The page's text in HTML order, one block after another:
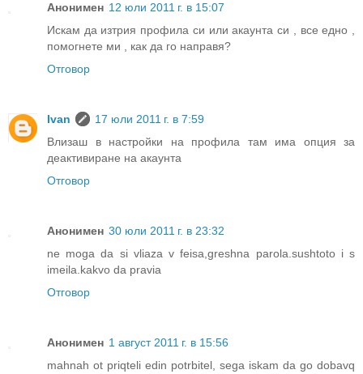
Анонимен 12 юли 2011 г. в 15:07
Искам да изтрия профила си или акаунта си , все едно ,
помогнете ми , как да го направя?
Отговор
Ivan
17 юли 2011 г. в 7:59
Влизаш в настройки на профила там има опция за
деактивиране на акаунта
Отговор
Анонимен 30 юли 2011 г. в 23:32
ne moga da si vliaza v feisa,greshna parola.sushtoto i s
imeila.kakvo da pravia
Отговор
Анонимен 1 август 2011 г. в 15:56
mahnah ot priqteli edin potrbitel, sega iskam da go dobavq